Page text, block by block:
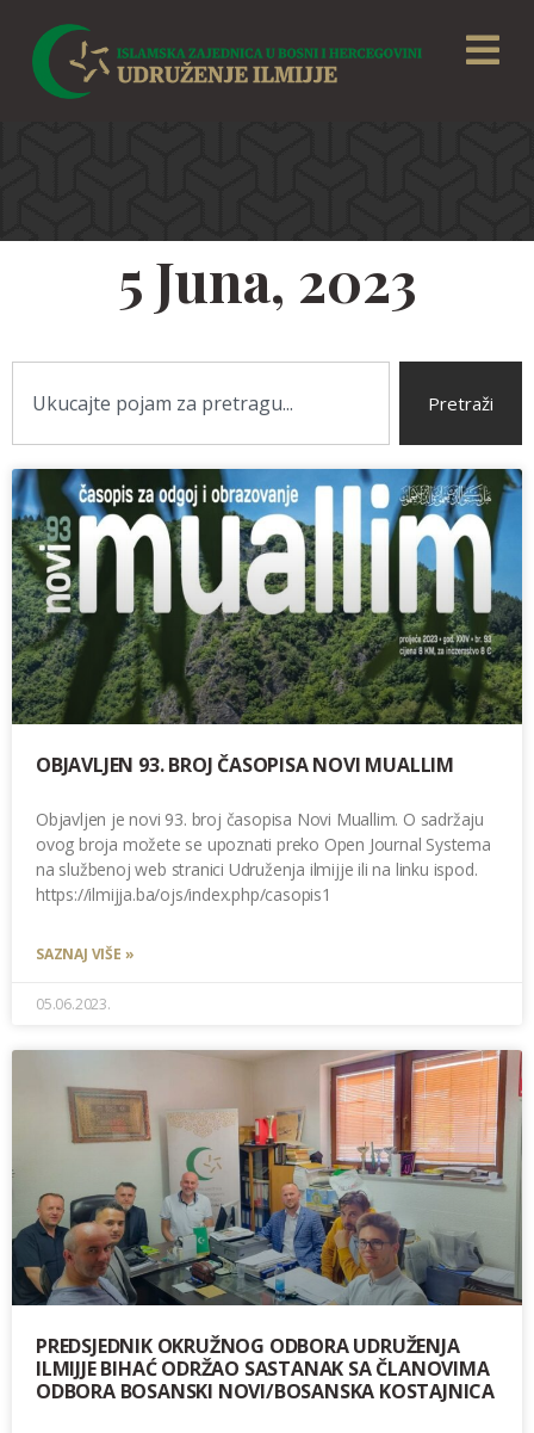
5 Juna, 2023
Pretraži
OBJAVLJEN 93. BROJ ČASOPISA NOVI MUALLIM
Objavljen je novi 93. broj časopisa Novi Muallim. O sadržaju
ovog broja možete se upoznati preko Open Journal Systema
na službenoj web stranici Udruženja ilmijje ili na linku ispod.
https://ilmijja.ba/ojs/index.php/casopis1
SAZNAJ VIŠE »
05.06.2023.
PREDSJEDNIK OKRUŽNOG ODBORA UDRUŽENJA
ILMIJJE BIHAĆ ODRŽAO SASTANAK SA ČLANOVIMA
ODBORA BOSANSKI NOVI/BOSANSKA KOSTAJNICA